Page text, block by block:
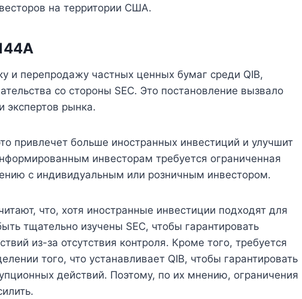
на территории США.
и перепродажу частных ценных бумаг среди QIB,
со стороны SEC. Это постановление вызвало
экспертов рынка.
привлечет больше иностранных инвестиций и улучшит
инвесторам требуется ограниченная
с индивидуальным или розничным инвестором.
что, хотя иностранные инвестиции подходят для
тщательно изучены SEC, чтобы гарантировать
из-за отсутствия контроля. Кроме того, требуется
того, что устанавливает QIB, чтобы гарантировать
действий. Поэтому, по их мнению, ограничения